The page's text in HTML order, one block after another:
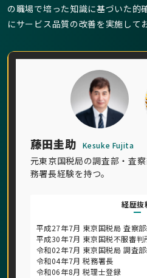
藤田圭助 Kesuke Fujita
元東京国税局の調査部・査
務署長経験を持つ。
経歴抜
平成27年7月 東京国税局 査察
平成30年7月 東京国税不服審判
令和02年7月 東京国税局 調査
令和04年7月 税務署長
令和06年8月 税理士登録
の職場で培った知識に基づいた的
にサービス品質の改善を実施して